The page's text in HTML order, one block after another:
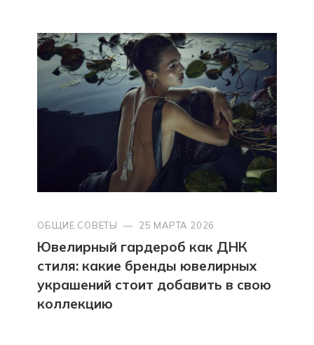
ОБЩИЕ СОВЕТЫ — 25 МАРТА 2026
Ювелирный гардероб как ДНК
стиля: какие бренды ювелирных
украшений стоит добавить в свою
коллекцию